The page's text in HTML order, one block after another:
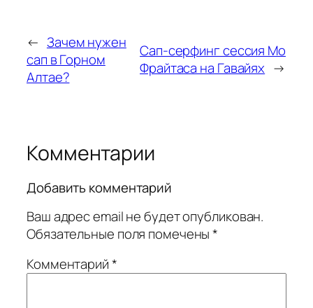
← Зачем нужен
сап в Горном
Алтае?
Сап-серфинг сессия Мо
Фрайтаса на Гавайях →
Комментарии
Добавить комментарий
Ваш адрес email не будет опубликован.
Обязательные поля помечены*
Комментарий*